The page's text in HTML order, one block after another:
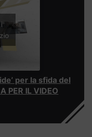
per la sfida del
PER IL VIDEO